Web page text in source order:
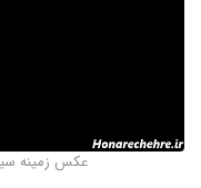
عکس زمینه